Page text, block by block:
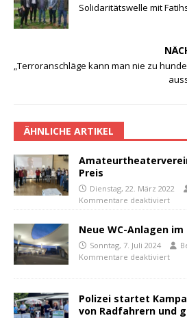
Solidaritätswelle mit
„Terroranschläge kann man nie zu
ÄHNLICHE ARTIKEL
Preis
Dienstag, 22. März 2022
Kommentare deaktiviert
Neue WC-Anlagen im
Sonntag, 7. Juli 2024
Kommentare deaktiviert
Polizei startet
von Radfahrern und